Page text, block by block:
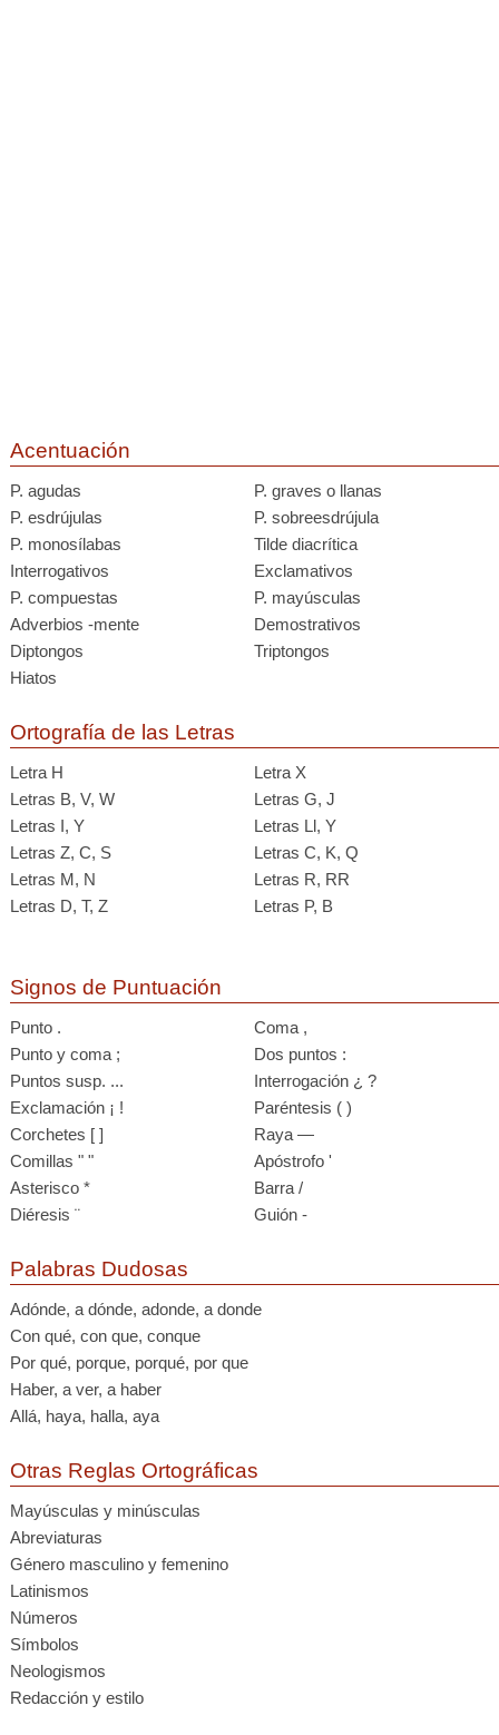
Acentuación
P. agudas
P. graves o llanas
P. esdrújulas
P. sobreesdrújula
P. monosílabas
Tilde diacrítica
Interrogativos
Exclamativos
P. compuestas
P. mayúsculas
Adverbios -mente
Demostrativos
Diptongos
Triptongos
Hiatos
Ortografía de las Letras
Letra H
Letra X
Letras B, V, W
Letras G, J
Letras I, Y
Letras Ll, Y
Letras Z, C, S
Letras C, K, Q
Letras M, N
Letras R, RR
Letras D, T, Z
Letras P, B
Signos de Puntuación
Punto .
Coma ,
Punto y coma ;
Dos puntos :
Puntos susp. ...
Interrogación ¿ ?
Exclamación ¡ !
Paréntesis ( )
Corchetes [ ]
Raya —
Comillas " "
Apóstrofo '
Asterisco *
Barra /
Diéresis ¨
Guión -
Palabras Dudosas
Adónde, a dónde, adonde, a donde
Con qué, con que, conque
Por qué, porque, porqué, por que
Haber, a ver, a haber
Allá, haya, halla, aya
Otras Reglas Ortográficas
Mayúsculas y minúsculas
Abreviaturas
Género masculino y femenino
Latinismos
Números
Símbolos
Neologismos
Redacción y estilo